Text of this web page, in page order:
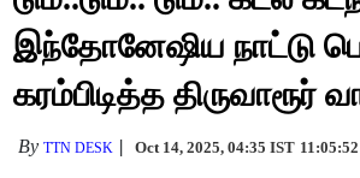
இந்தோனேஷிய நாட்டு
கரம்பிடித்த திருவாரூர்
ByTTN DESK Oct 14, 2025, 04:35 IST